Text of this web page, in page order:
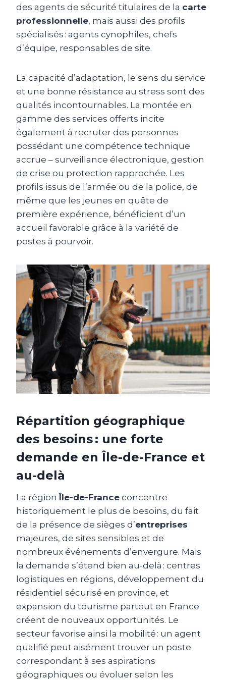
des agents de sécurité titulaires de la carte
professionnelle, mais aussi des profils
spécialisés : agents cynophiles, chefs
d’équipe, responsables de site.
La capacité d’adaptation, le sens du service
et une bonne résistance au stress sont des
qualités incontournables. La montée en
gamme des services offerts incite
également à recruter des personnes
possédant une compétence technique
accrue – surveillance électronique, gestion
de crise ou protection rapprochée. Les
profils issus de l’armée ou de la police, de
même que les jeunes en quête de
première expérience, bénéficient d’un
accueil favorable grâce à la variété de
postes à pourvoir.
Répartition géographique
des besoins : une forte
demande en Île-de-France et
au-delà
La régionÎle-de-France concentre
historiquement le plus de besoins, du fait
de la présence de sièges d’entreprises
majeures, de sites sensibles et de
nombreux événements d’envergure. Mais
la demande s’étend bien au-delà : centres
logistiques en régions, développement du
résidentiel sécurisé en province, et
expansion du tourisme partout en France
créent de nouveaux opportunités. Le
secteur favorise ainsi la mobilité : un agent
qualifié peut aisément trouver un poste
correspondant à ses aspirations
géographiques ou évoluer selon les